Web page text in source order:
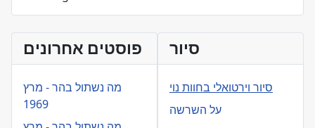
פוסטים אחרונים
מה נשתול בהר - מרץ
1969
סיור
סיור וירטואלי בחוות נוי
על השרשה